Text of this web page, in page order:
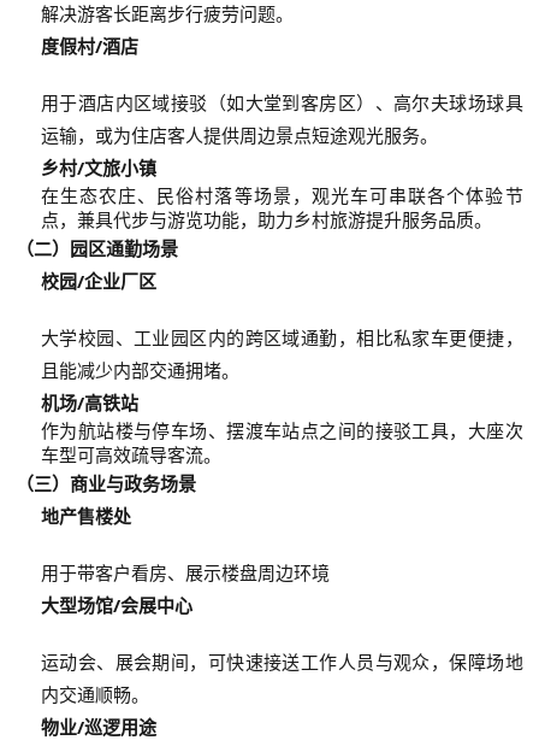
解决游客长距离步行疲劳问题。
度假村/酒店
用于酒店内区域接驳（如大堂到客房区）、高尔夫球场球具
运输，或为住店客人提供周边景点短途观光服务。
乡村/文旅小镇
在生态农庄、民俗村落等场景，观光车可串联各个体验节
点，兼具代步与游览功能，助力乡村旅游提升服务品质。
（二）园区通勤场景
校园/企业厂区
大学校园、工业园区内的跨区域通勤，相比私家车更便捷，
且能减少内部交通拥堵。
机场/高铁站
作为航站楼与停车场、摆渡车站点之间的接驳工具，大座次
车型可高效疏导客流。
（三）商业与政务场景
地产售楼处
用于带客户看房、展示楼盘周边环境
大型场馆/会展中心
运动会、展会期间，可快速接送工作人员与观众，保障场地
内交通顺畅。
物业/巡逻用途